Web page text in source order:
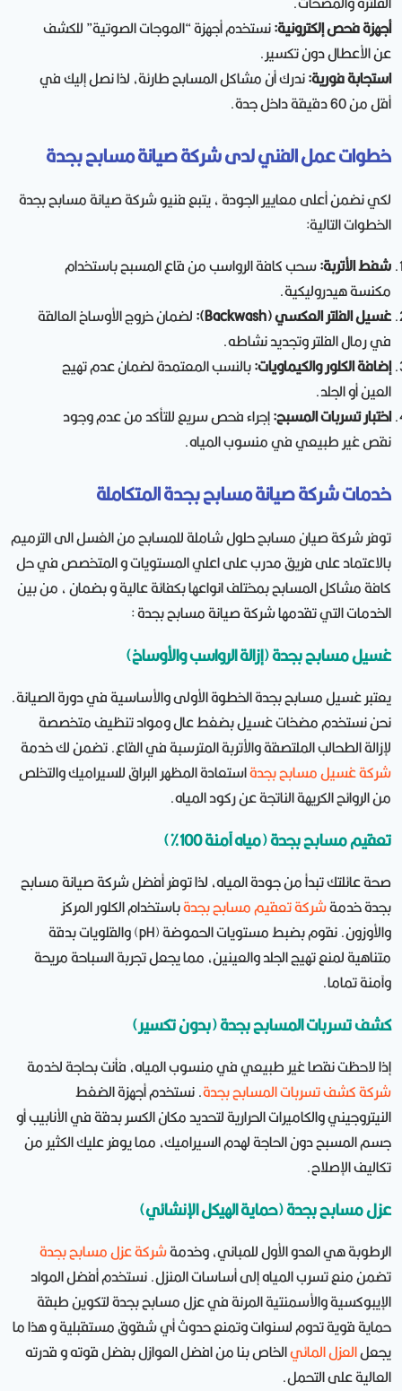
أجهزة فحص إلكترونية:نستخدم أجهزة “الموجات الصوتية” للكشف
عن الأعطال دون تكسير.
استجابة فورية:ندرك أن مشاكل المسابح طارئة، لذا نصل إليك في
أقل من 60 دقيقة داخل جدة.
خطوات عمل الفني لدى شركة صيانة مسابح بجدة
لكي نضمن أعلى معايير الجودة ، يتبع فنيو شركة صيانة مسابح بجدة
الخطوات التالية:
شفط الأتربة:سحب كافة الرواسب من قاع المسبح باستخدام
مكنسة هيدروليكية.
غسيل الفلتر العكسي (Backwash):
لضمان خروج الأوساخ العالقة
في رمال الفلتر وتجديد نشاطه.
إضافة الكلور والكيماويات:بالنسب المعتمدة لضمان عدم تهيج
العين أو الجلد.
اختبار تسربات المسبح:إجراء فحص سريع للتأكد من عدم وجود
نقص غير طبيعي في منسوب المياه.
خدمات شركة صيانة مسابح بجدة المتكاملة
توفر شركة صيان مسابح حلول شاملة للمسابح من الغسل الى الترميم
بالاعتماد على فريق مدرب على اعلي المستويات و المتخصص في حل
كافة مشاكل المسابح بمختلف انواعها بكفائة عالية و بضمان ، من بين
الخدمات التي تقدمها شركة صيانة مسابح بجدة :
غسيل مسابح بجدة (إزالة الرواسب والأوساخ)
يعتبر غسيل مسابح بجدة الخطوة الأولى والأساسية في دورة الصيانة.
نحن نستخدم مضخات غسيل بضغط عال ومواد تنظيف متخصصة
لإزالة الطحالب الملتصقة والأتربة المترسبة في القاع. تضمن لك خدمة
شركة غسيل مسابح بجدةاستعادة المظهر البراق للسيراميك والتخلص
من الروائح الكريهة الناتجة عن ركود المياه.
تعقيم مسابح بجدة (مياه آمنة 100%)
صحة عائلتك تبدأ من جودة المياه، لذا توفر أفضل شركة صيانة مسابح
بجدة خدمةشركة تعقيم مسابح بجدةباستخدام الكلور المركز
والأوزون. نقوم بضبط مستويات الحموضة (pH) والقلويات بدقة
متناهية لمنع تهيج الجلد والعينين، مما يجعل تجربة السباحة مريحة
وآمنة تماما.
كشف تسربات المسابح بجدة (بدون تكسير)
إذا لاحظت نقصا غير طبيعي في منسوب المياه، فأنت بحاجة لخدمة
شركة كشف تسربات المسابح بجدة. نستخدم أجهزة الضغط
النيتروجيني والكاميرات الحرارية لتحديد مكان الكسر بدقة في الأنابيب أو
جسم المسبح دون الحاجة لهدم السيراميك، مما يوفر عليك الكثير من
تكاليف الإصلاح.
عزل مسابح بجدة (حماية الهيكل الإنشائي)
الرطوبة هي العدو الأول للمباني، وخدمةشركة عزل مسابح بجدة
تضمن منع تسرب المياه إلى أساسات المنزل. نستخدم أفضل المواد
الإيبوكسية والأسمنتية المرنة في عزل مسابح بجدة لتكوين طبقة
حماية قوية تدوم لسنوات وتمنع حدوث أي شقوق مستقبلية و هذا ما
يجعلالعزل المائيالخاص بنا من افضل العوازل بفضل قوته و قدرته
العالية على التحمل.